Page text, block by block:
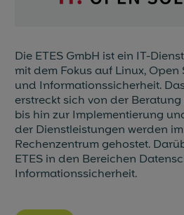
Die ETES GmbH ist ein IT-
mit dem Fokus auf Linux, Open
und Informationssicherheit.
erstreckt sich von der
bis hin zur Implementierung
der Dienstleistungen werden
Rechenzentrum gehostet.
ETES in den Bereichen
Informationssicherheit.